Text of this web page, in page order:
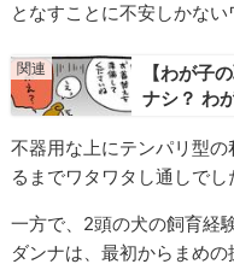
となすことに不安しかない
【わが子
ナシ？ わ
不器用な上にテンパリ型
るまでワタワタし通しでし
一方で、2頭の犬の飼育経
ダンナは、最初からまめの